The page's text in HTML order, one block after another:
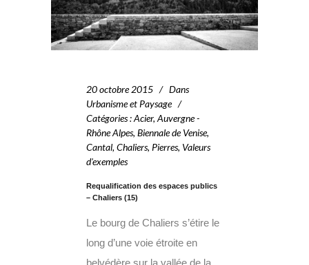
20 octobre 2015
Dans
Urbanisme et Paysage
Catégories:Acier, Auvergne -
Rhône Alpes, Biennale de Venise,
Cantal, Chaliers, Pierres, Valeurs
d'exemples
Requalification des espaces publics
– Chaliers (15)
Le bourg de Chaliers s’étire le
long d’une voie étroite en